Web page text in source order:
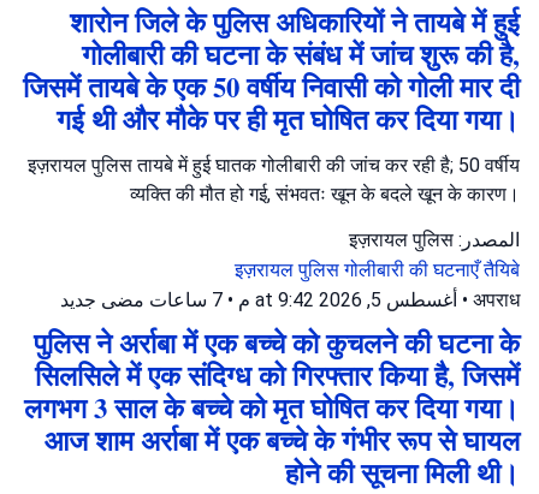
शारोन जिले के पुलिस अधिकारियों ने तायबे में हुई
गोलीबारी की घटना के संबंध में जांच शुरू की है,
जिसमें तायबे के एक 50 वर्षीय निवासी को गोली मार दी
गई थी और मौके पर ही मृत घोषित कर दिया गया।
इज़रायल पुलिस तायबे में हुई घातक गोलीबारी की जांच कर रही है; 50 वर्षीय
व्यक्ति की मौत हो गई, संभवतः खून के बदले खून के कारण।
المصدر: इज़रायल पुलिस
इज़रायल पुलिसगोलीबारी की घटनाएँतैयिबे
अपराध
• أغسطس 5, 2026 at 9:42 م • 7 ساعات مضى جديد
पुलिस ने अर्राबा में एक बच्चे को कुचलने की घटना के
सिलसिले में एक संदिग्ध को गिरफ्तार किया है, जिसमें
लगभग 3 साल के बच्चे को मृत घोषित कर दिया गया।
आज शाम अर्राबा में एक बच्चे के गंभीर रूप से घायल
होने की सूचना मिली थी।